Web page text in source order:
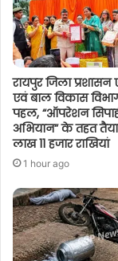
रायपुर जिला प्रशासन
एवं बाल विकास
पहल, “ऑपरेशन
अभियान” के तहत
लाख 11 हजार राखियां
1 hour ago